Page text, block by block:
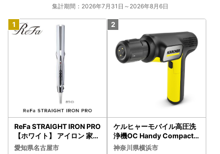
集計期間：2026年7月31日～2026年8月6日
ReFa STRAIGHT IRON PRO
【ホワイト】 アイロン 家電
美容 リファ アイロン
愛知県名古屋市
ケルヒャーモバイル高圧洗
浄機OC Handy Compact
（ハンディエア） APV000
神奈川県横浜市